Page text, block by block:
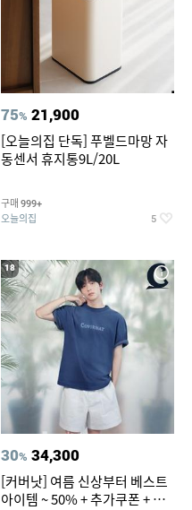
75% 21,900
[오늘의집 단독] 푸벨드마망 자
동센서 휴지통9L/20L
구매 999+
오늘의집 5
18
30% 34,300
[커버낫] 여름 신상부터 베스트
아이템 ~ 50% + 추가쿠폰 + 카